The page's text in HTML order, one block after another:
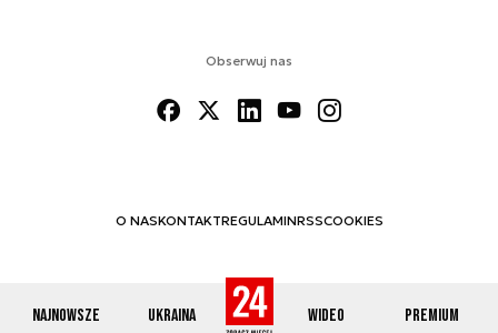
Najnowsze Ukraina Wideo Premium
Obserwuj nas
O NASKONTAKTREGULAMINRSSCOOKIES
© 2012-2026 DEFENCE24